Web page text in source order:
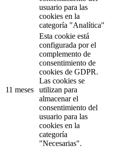
usuario para las
cookies en la
categoría "Analítica"
11 meses
Esta cookie está
configurada por el
complemento de
consentimiento de
cookies de GDPR.
Las cookies se
utilizan para
almacenar el
consentimiento del
usuario para las
cookies en la
categoría
"Necesarias".